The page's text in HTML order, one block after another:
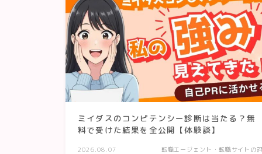
ミイダスのコンピテンシー診断は当たる？無
料で受けた結果を全公開【体験談】
2026.08.07 転職エージェント・転職サイトの